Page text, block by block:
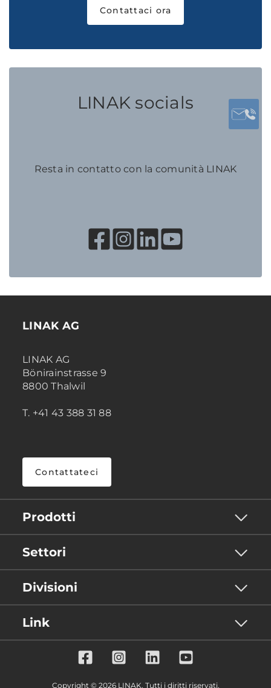
Contattaci ora
LINAK socials
Resta in contatto con la comunità LINAK
LINAK AG
LINAK AG
Bönirainstrasse 9
8800 Thalwil
T. +41 43 388 31 88
Contattateci
Prodotti
Settori
Divisioni
Link
Copyright © 2026 LINAK. Tutti i diritti riservati.